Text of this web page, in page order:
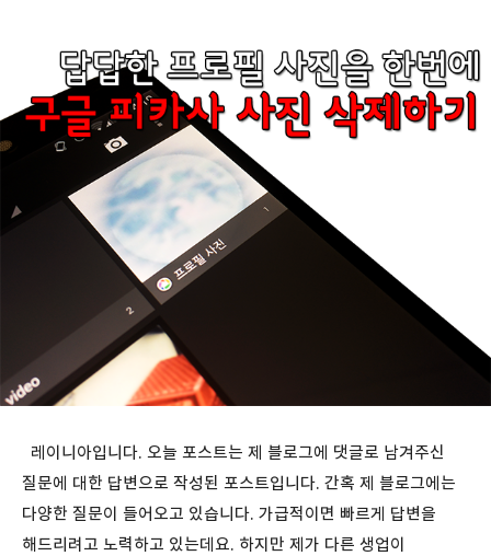
레이니아입니다. 오늘 포스트는 제 블로그에 댓글로 남겨주신
질문에 대한 답변으로 작성된 포스트입니다. 간혹 제 블로그에는
다양한 질문이 들어오고 있습니다. 가급적이면 빠르게 답변을
해드리려고 노력하고 있는데요. 하지만 제가 다른 생업이